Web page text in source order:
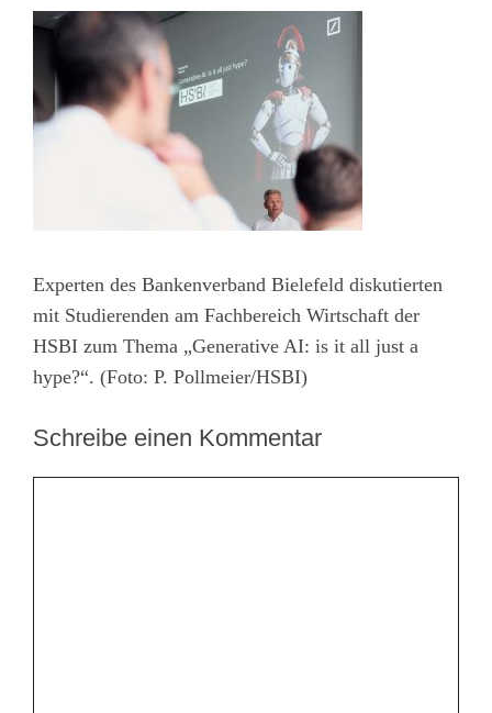
Experten des Bankenverband Bielefeld diskutierten
mit Studierenden am Fachbereich Wirtschaft der
HSBI zum Thema „Generative AI: is it all just a
hype?“. (Foto: P. Pollmeier/HSBI)
Schreibe einen Kommentar